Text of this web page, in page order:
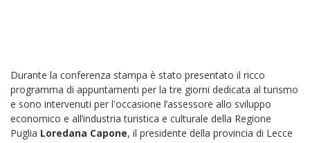
Durante la conferenza stampa è stato presentato il ricco
programma di appuntamenti per la tre giorni dedicata al turismo
e sono intervenuti per l'occasione l’assessore allo sviluppo
economico e all’industria turistica e culturale della Regione
Puglia Loredana Capone, il presidente della provincia di Lecce